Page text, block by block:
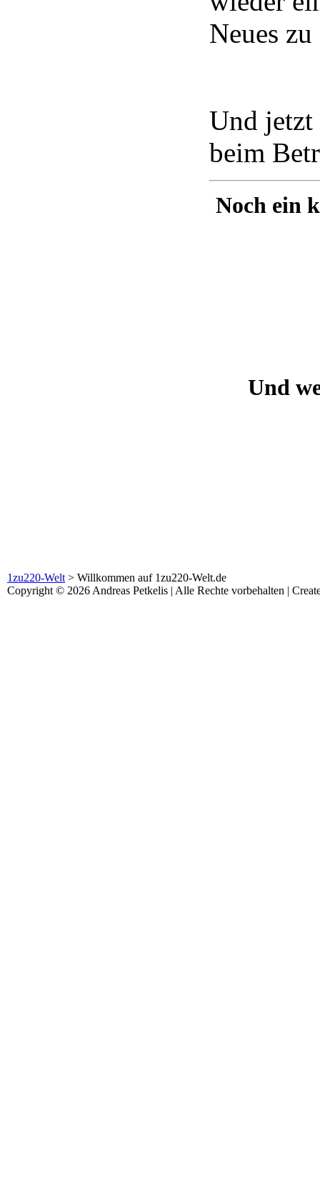
Neues
Und jetzt
beim
Noch ein
Und
1zu220-Welt > Willkommen auf 1zu220-Welt.de
Copyright © 2026 Andreas Petkelis | Alle Rechte vorbehalten |